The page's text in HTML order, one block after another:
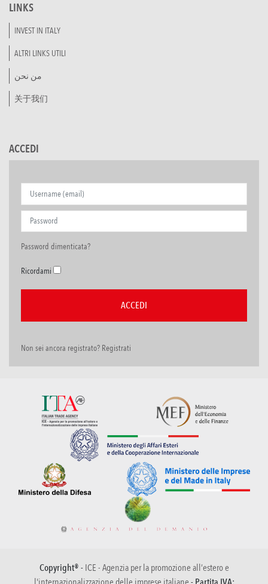
LINKS
INVEST IN ITALY
ALTRI LINKS UTILI
من نحن
关于我们
ACCEDI
Password dimenticata?
Ricordami
Non sei ancora registrato? Registrati
Copyright® - ICE - Agenzia per la promozione all’estero e